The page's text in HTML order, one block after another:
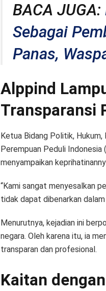
BACA JUGA:
Sebagai
Panas,
Alppind
Transparansi
Ketua Bidang Politik, Hukum,
Perempuan Peduli Indonesia (
menyampaikan
“Kami sangat menyesalkan
tidak dapat dibenarkan dalam
Menurutnya, kejadian ini
negara. Oleh karena itu, ia
transparan dan profesional.
Kaitan